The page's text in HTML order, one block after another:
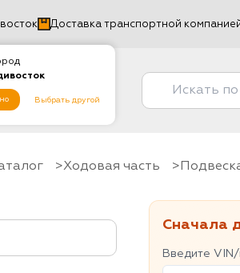
Выбрать другой
Доставка транспортной
Ходовая часть
Сначала
Введите